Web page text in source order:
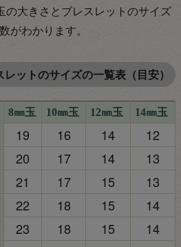
の大きさとブレスレットのサイズ
がわかります。
ットのサイズの一覧表（目安）
8㎜玉 10㎜玉 12㎜玉
14㎜玉
19 16 14 12
20 17 14 13
21 17 15 13
22 18 15 14
23 18 15 14